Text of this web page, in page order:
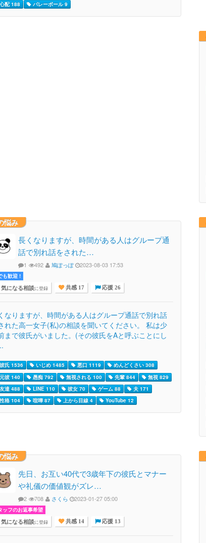
配 188
バレーボール 9
悩み
長くなりますが、時間がある人はグループ通
話で別れ話をされた…
1 492 鳩ぽっぽ 2023-08-03 17:53
も歓迎 !
気になる相談に登録 共感 17 応援 26
なりますが、時間がある人はグループ通話で別れ話
れた高一女子(私)の相談を聞いてください。 私は少
まで彼氏がいました。(その彼氏をAと呼ぶことにし
氏 1536 いじめ 1485 悪口 1119
めんどくさい 308
彼 140
愚痴 792 無視される 100 先輩 844
無視 829
達 488
LINE 110 彼女 70 ゲーム 88
夫 171
格 104
喧嘩 87 上から目線 4 YouTube 12
悩み
先日、お互い40代で3歳年下の彼氏とマナー
や礼儀の価値観がズレ…
2 708 さくら 2023-01-27 05:00
ッフのお返事希望
気になる相談に登録 共感 14 応援 13